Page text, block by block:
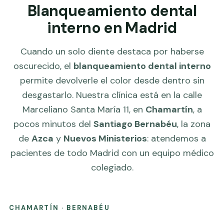
Blanqueamiento dental
interno en Madrid
Cuando un solo diente destaca por haberse
oscurecido, el blanqueamiento dental interno
permite devolverle el color desde dentro sin
desgastarlo. Nuestra clínica está en la calle
Marceliano Santa María 11, en Chamartín, a
pocos minutos del Santiago Bernabéu, la zona
de Azca y Nuevos Ministerios: atendemos a
pacientes de todo Madrid con un equipo médico
colegiado.
CHAMARTÍN · BERNABÉU